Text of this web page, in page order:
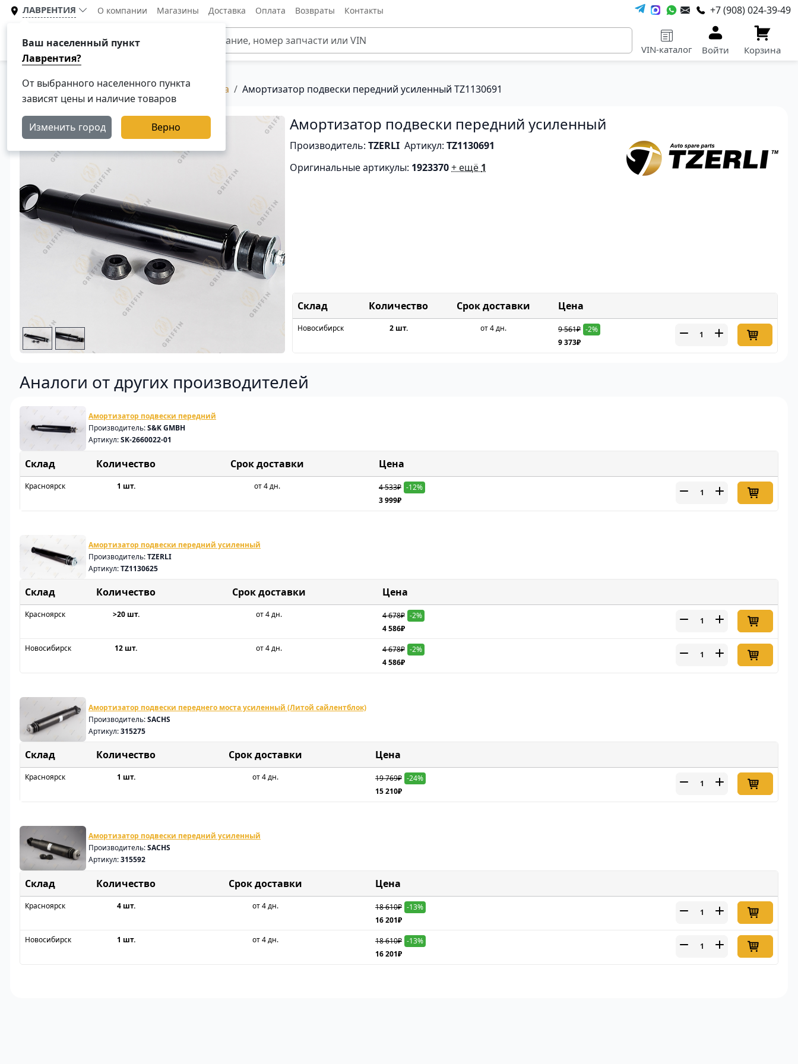
ЛАВРЕНТИЯ
Ваш населенный пункт
Лаврентия?
От выбранного населенного пункта
зависят цены и наличие товаров
Изменить город Верно
О компании Магазины Доставка Оплата Возвраты Контакты +7 (908) 024-39-49
Каталог
VIN-каталог Войти Корзина
Главная Каталог Амортизаторы для Scania Амортизатор подвески передний усиленный TZ1130691
Амортизатор подвески передний усиленный
Производитель:TZERLI Артикул:TZ1130691
Оригинальные артикулы: 1923370+ ещё 1
Склад Срок доставки Цена
Новосибирск 2 шт. от 4 дн. 9 561₽ -2%
9 373₽
Аналоги от других производителей
Амортизатор подвески передний
Производитель:S&K GMBH
Артикул:SK-2660022-01
Склад Срок доставки Цена
Красноярск 1 шт. от 4 дн. 4 533₽ -12%
3 999₽
Амортизатор подвески передний усиленный
Производитель:TZERLI
Артикул:TZ1130625
Склад Срок доставки Цена
Красноярск >20 шт. от 4 дн. 4 678₽ -2%
4 586₽
Новосибирск
12 шт. от 4 дн. 4 678₽ -2%
4 586₽
Амортизатор подвески переднего моста усиленный (Литой сайлентблок)
Производитель:SACHS
Артикул:315275
Склад Срок доставки Цена
Красноярск 1 шт. от 4 дн. 19 769₽ -24%
15 210₽
Амортизатор подвески передний усиленный
Производитель:SACHS
Артикул:315592
Склад Срок доставки Цена
Красноярск 4 шт. от 4 дн. 18 610₽ -13%
16 201₽
Новосибирск
1 шт. от 4 дн. 18 610₽ -13%
16 201₽